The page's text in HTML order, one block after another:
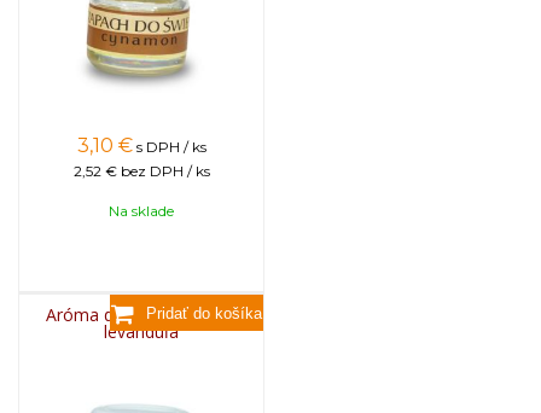
3,10 € s DPH / ks
2,52 € bez DPH / ks
Na sklade
Aróma do sviečok, 25g -
levanduľa